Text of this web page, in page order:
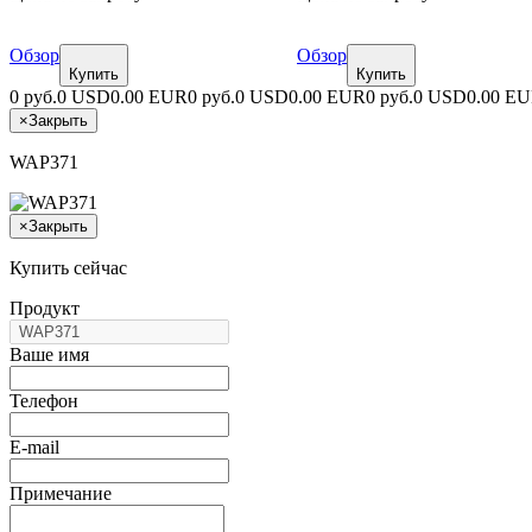
Обзор
Купить
Обзор
Купить
0 руб.0 USD0.00 EUR0 руб.0 USD0.00 EUR0 руб.0 USD0.00
×Закрыть
WAP371
×Закрыть
Купить сейчас
Продукт
Ваше имя
Телефон
E-mail
Примечание